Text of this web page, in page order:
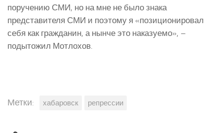
поручению СМИ, но на мне не было знака
представителя СМИ и поэтому я «позиционировал
себя как гражданин, а нынче это наказуемо», –
подытожил Мотлохов.
Метки: хабаровск репрессии